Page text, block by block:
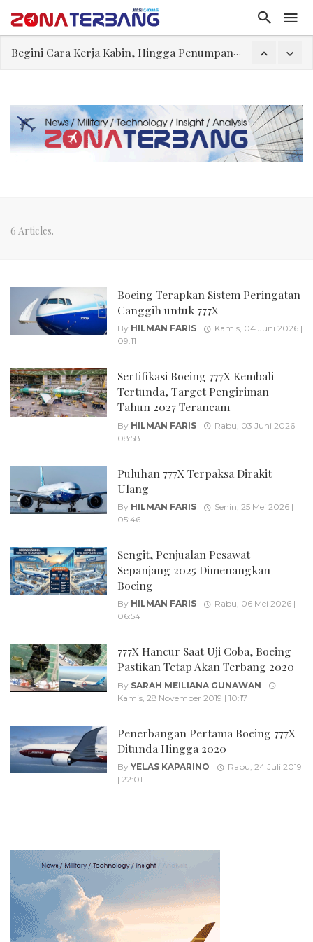
Begini Cara Kerja Kabin, Hingga Penumpang Bisa Nyaman Selama Penerbangan
Rajkumari Kaikeyi
Edy Mulyadi: Terlalu Lebay Narasi Nyawa Jenderal Listyo Hendak Dihabisi
Abdul El-Sayed Selangkah Lagi Menuju Senat AS
6 Articles.
Boeing Terapkan Sistem Peringatan
Canggih untuk 777X
By HILMAN FARIS
Kamis, 04 Juni 2026 |
09:11
Sertifikasi Boeing 777X Kembali
Tertunda, Target Pengiriman
Tahun 2027 Terancam
By HILMAN FARIS
Rabu, 03 Juni 2026 |
08:58
Puluhan 777X Terpaksa Dirakit
Ulang
By HILMAN FARIS
Senin, 25 Mei 2026 |
05:46
Sengit, Penjualan Pesawat
Sepanjang 2025 Dimenangkan
Boeing
By HILMAN FARIS
Rabu, 06 Mei 2026 |
06:54
777X Hancur Saat Uji Coba, Boeing
Pastikan Tetap Akan Terbang 2020
By SARAH MEILIANA GUNAWAN
Kamis, 28 November 2019 | 10:17
Penerbangan Pertama Boeing 777X
Ditunda Hingga 2020
By YELAS KAPARINO
Rabu, 24 Juli 2019
| 22:01